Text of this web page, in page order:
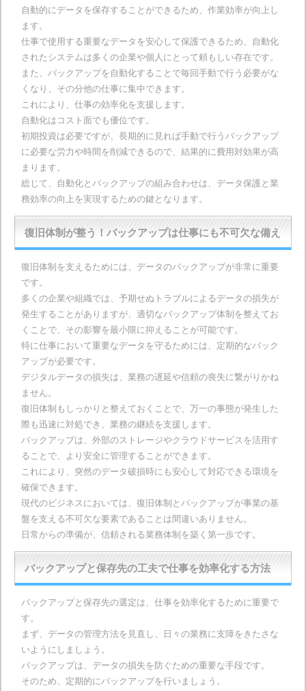
自動的にデータを保存することができるため、作業効率が向上し
ます。
仕事で使用する重要なデータを安心して保護できるため、自動化
されたシステムは多くの企業や個人にとって頼もしい存在です。
また、バックアップを自動化することで毎回手動で行う必要がな
くなり、その分他の仕事に集中できます。
これにより、仕事の効率化を支援します。
自動化はコスト面でも優位です。
初期投資は必要ですが、長期的に見れば手動で行うバックアップ
に必要な労力や時間を削減できるので、結果的に費用対効果が高
まります。
総じて、自動化とバックアップの組み合わせは、データ保護と業
務効率の向上を実現するための鍵となります。
復旧体制が整う！バックアップは仕事にも不可欠な備え
復旧体制を支えるためには、データのバックアップが非常に重要
です。
多くの企業や組織では、予期せぬトラブルによるデータの損失が
発生することがありますが、適切なバックアップ体制を整えてお
くことで、その影響を最小限に抑えることが可能です。
特に仕事において重要なデータを守るためには、定期的なバック
アップが必要です。
デジタルデータの損失は、業務の遅延や信頼の喪失に繋がりかね
ません。
復旧体制もしっかりと整えておくことで、万一の事態が発生した
際も迅速に対処でき、業務の継続を支援します。
バックアップは、外部のストレージやクラウドサービスを活用す
ることで、より安全に管理することができます。
これにより、突然のデータ破損時にも安心して対応できる環境を
確保できます。
現代のビジネスにおいては、復旧体制とバックアップが事業の基
盤を支える不可欠な要素であることは間違いありません。
日常からの準備が、信頼される業務体制を築く第一歩です。
バックアップと保存先の工夫で仕事を効率化する方法
バックアップと保存先の選定は、仕事を効率化するために重要で
す。
まず、データの管理方法を見直し、日々の業務に支障をきたさな
いようにしましょう。
バックアップは、データの損失を防ぐための重要な手段です。
そのため、定期的にバックアップを行いましょう。